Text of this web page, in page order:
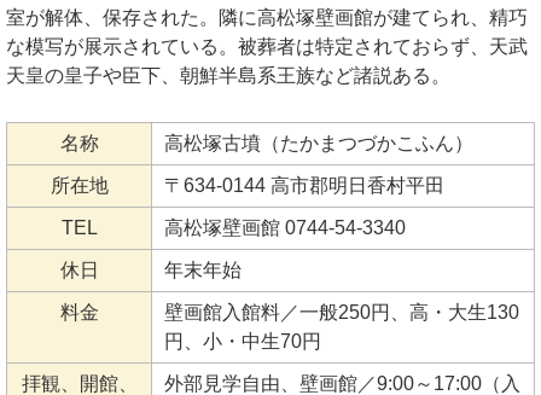
室が解体、保存された。隣に高松塚壁画館が建てられ、精巧
な模写が展示されている。被葬者は特定されておらず、天武
天皇の皇子や臣下、朝鮮半島系王族など諸説ある。
名称 高松塚古墳（たかまつづかこふん）
所在地 〒634-0144 高市郡明日香村平田
TEL 高松塚壁画館 0744-54-3340
休日 年末年始
料金
壁画館入館料／一般250円、高・大生130
円、小・中生70円
拝観、開館、
外部見学自由、壁画館／9:00～17:00（入